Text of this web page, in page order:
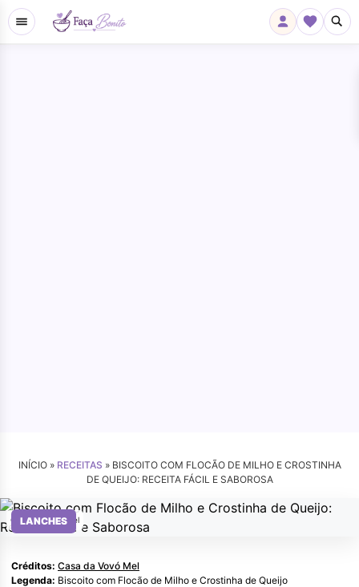
INÍCIO » RECEITAS » BISCOITO COM FLOCÃO DE MILHO E CROSTINHA
DE QUEIJO: RECEITA FÁCIL E SABOROSA
LANCHES
Casa da Vovó Mel
Créditos: Casa da Vovó Mel
Legenda: Biscoito com Flocão de Milho e Crostinha de Queijo